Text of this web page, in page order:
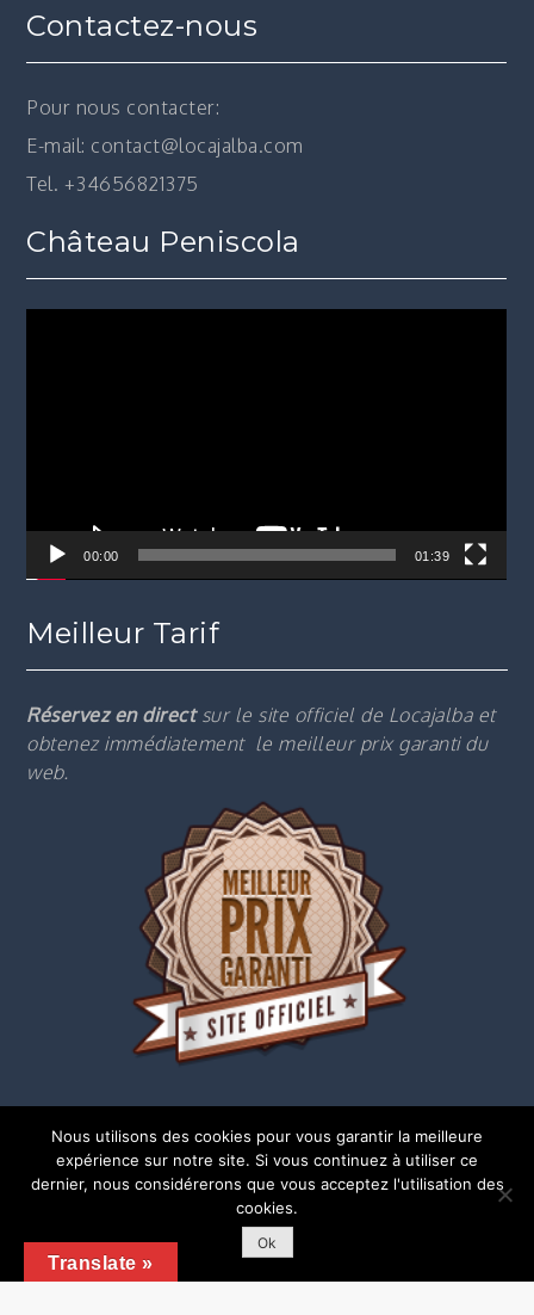
Contactez-nous
Pour nous contacter:
E-mail: contact@locajalba.com
Tel. +34656821375
Château Peniscola
00:00 01:39
Meilleur Tarif
Réservez en directsur le site officiel de Locajalba et
obtenez immédiatement le meilleur prix garanti du
web.
Copyright © 2018 | Tous droits réservés |
légales
Shark Business byShark Themes
Translate »
Nous utilisons des cookies pour vous garantir la meilleure
expérience sur notre site. Si vous continuez à utiliser ce
dernier, nous considérerons que vous acceptez l'utilisation des
cookies.
Ok